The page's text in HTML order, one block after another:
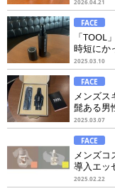
トレーニング
好
ダイエット
理容室
2026.04.21
FACE
「TOOL
時短にか
2025.03.10
FACE
メンズス
髭ある男
2025.03.07
FACE
メンズコ
導入エッ
2025.02.22